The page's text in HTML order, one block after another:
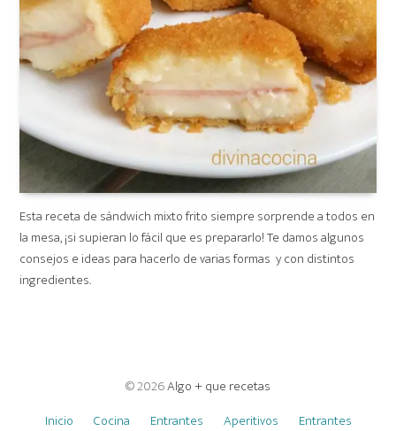
Esta receta de sándwich mixto frito siempre sorprende a todos en
la mesa, ¡si supieran lo fácil que es prepararlo! Te damos algunos
consejos e ideas para hacerlo de varias formas y con distintos
ingredientes.
© 2026Algo + que recetas
Inicio
Cocina Entrantes Aperitivos Entrantes